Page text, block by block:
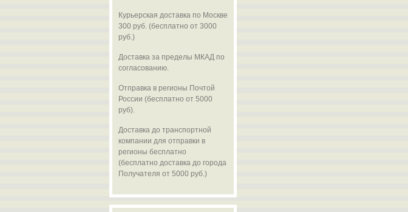
Курьерская доставка по Москве
300 руб. (бесплатно от 3000
руб.)
Доставка за пределы МКАД по
согласованию.
Отправка в регионы Почтой
России (бесплатно от 5000
руб).
Доставка до транспортной
компании для отправки в
регионы бесплатно
(бесплатно доставка до города
Получателя от 5000 руб.)